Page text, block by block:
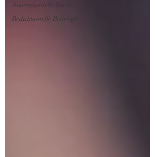
Journalistische Texte
Redaktionelle Beiträge